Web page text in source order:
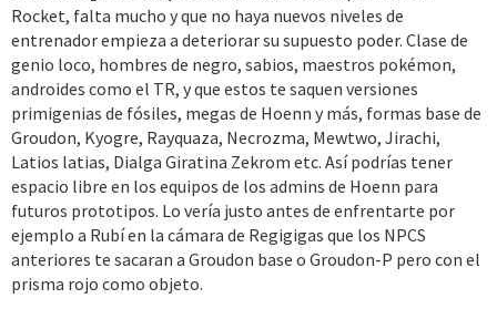
Rocket, falta mucho y que no haya nuevos niveles de
entrenador empieza a deteriorar su supuesto poder. Clase de
genio loco, hombres de negro, sabios, maestros pokémon,
androides como el TR, y que estos te saquen versiones
primigenias de fósiles, megas de Hoenn y más, formas base de
Groudon, Kyogre, Rayquaza, Necrozma, Mewtwo, Jirachi,
Latios latias, Dialga Giratina Zekrom etc. Así podrías tener
espacio libre en los equipos de los admins de Hoenn para
futuros prototipos. Lo vería justo antes de enfrentarte por
ejemplo a Rubí en la cámara de Regigigas que los NPCS
anteriores te sacaran a Groudon base o Groudon-P pero con el
prisma rojo como objeto.